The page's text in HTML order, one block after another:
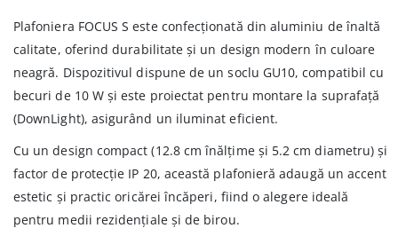
Plafoniera FOCUS S este confecționată din aluminiu de înaltă
calitate, oferind durabilitate și un design modern în culoare
neagră. Dispozitivul dispune de un soclu GU10, compatibil cu
becuri de 10 W și este proiectat pentru montare la suprafață
(DownLight), asigurând un iluminat eficient.
Cu un design compact (12.8 cm înălțime și 5.2 cm diametru) și
factor de protecție IP 20, această plafonieră adaugă un accent
estetic și practic oricărei încăperi, fiind o alegere ideală
pentru medii rezidențiale și de birou.